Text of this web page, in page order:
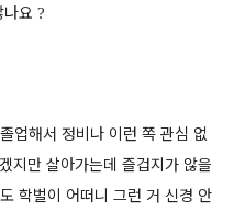
요 ?
업해서 정비나 이런 쪽 관심 없
지만 살아가는데 즐겁지가 않을
학벌이 어떠니 그런 거 신경 안